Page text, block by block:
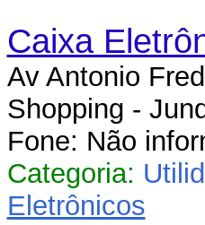
Caixa
Av Antonio
Shopping -
Fone: Não
Categoria:
Eletrônicos